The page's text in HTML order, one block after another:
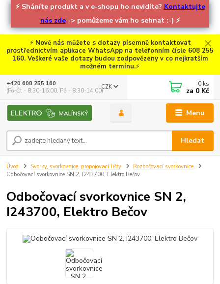
⚡ Sháníte produkt a v e-shopu ho nevidíte? Kontaktujte
nás zde-> pomůžeme vám ho sehnat :-) ⚡
⚡ Nově nás můžete s dotazy písemně kontaktovat
prostřednictvím aplikace WhatsApp na telefonním čísle 608 255
160. Veškeré vaše dotazy budou zodpovězeny v co nejkratším
možném termínu.⚡
Menu
CZK
Hledat
+420 608 255 160
(Po-Čt - 8:30-16:00, Pá - 8:30-14:00)
0 ks
za 0 Kč
Úvod Svorky, svorkovnice, propojovací lišty
Rozbočovací svorkovnice
Odbočovací svorkovnice SN 2, I243700, Elektro Bečov
Odbočovací svorkovnice SN 2,
I243700, Elektro Bečov